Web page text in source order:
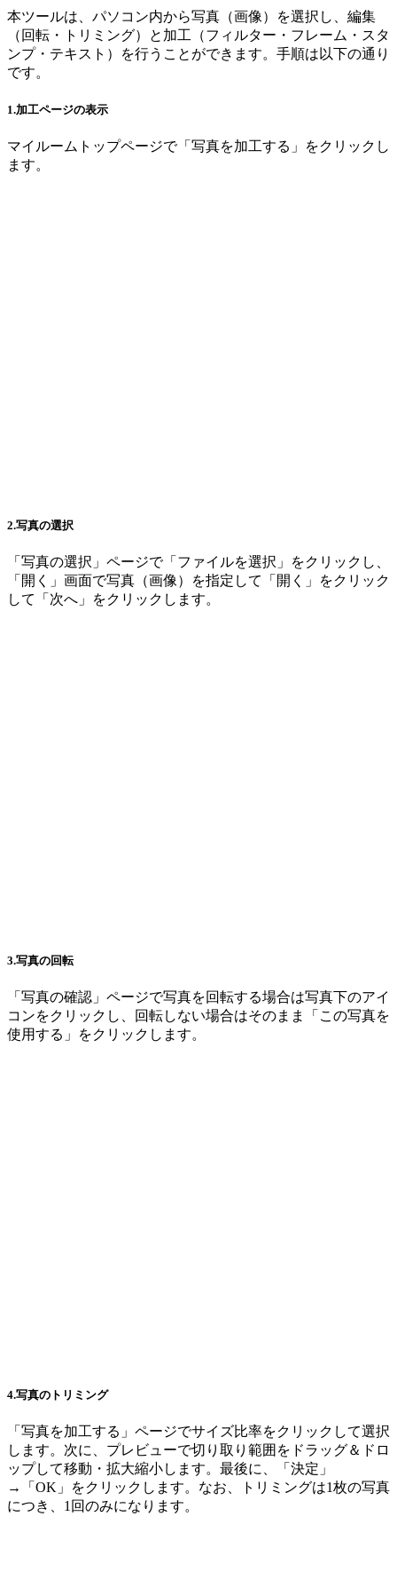
本ツールは、パソコン内から写真（画像）を選択し、編集
（回転・トリミング）と加工（フィルター・フレーム・スタ
ンプ・テキスト）を行うことができます。手順は以下の通り
です。
1.加工ページの表示
マイルームトップページで「写真を加工する」をクリックし
ます。
2.写真の選択
「写真の選択」ページで「ファイルを選択」をクリックし、
「開く」画面で写真（画像）を指定して「開く」をクリック
して「次へ」をクリックします。
3.写真の回転
「写真の確認」ページで写真を回転する場合は写真下のアイ
コンをクリックし、回転しない場合はそのまま「この写真を
使用する」をクリックします。
4.写真のトリミング
「写真を加工する」ページでサイズ比率をクリックして選択
します。次に、プレビューで切り取り範囲をドラッグ＆ドロ
ップして移動・拡大縮小します。最後に、「決定」
→「OK」をクリックします。なお、トリミングは1枚の写真
につき、1回のみになります。